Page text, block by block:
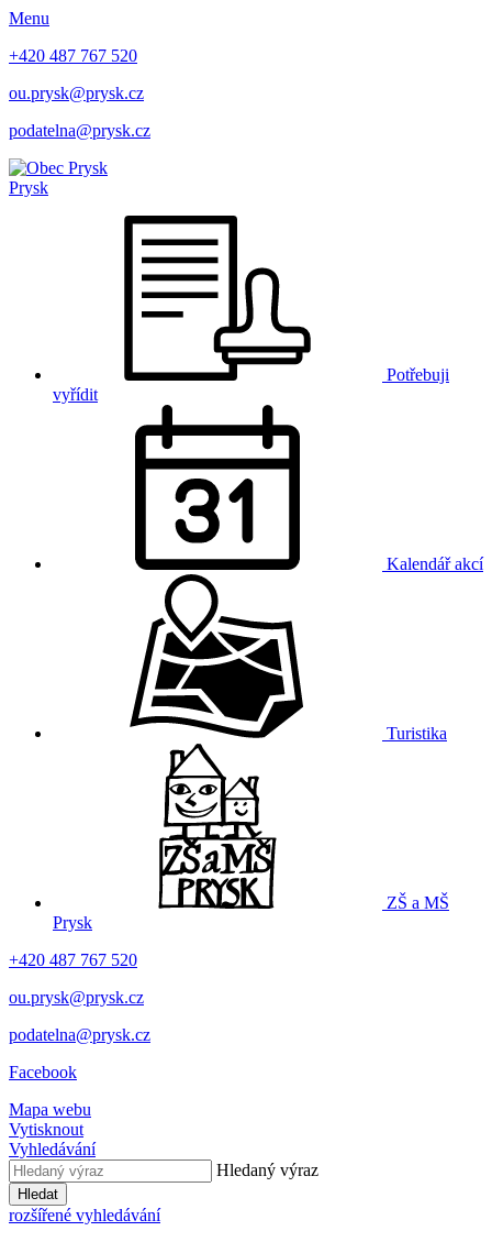
Menu
+420 487 767 520
ou.prysk@prysk.cz
podatelna@prysk.cz
Prysk
Potřebuji
vyřídit
Kalendář akcí
Turistika
ZŠ a MŠ
Prysk
+420 487 767 520
ou.prysk@prysk.cz
podatelna@prysk.cz
Facebook
Mapa webu
Vytisknout
Vyhledávání
Hledaný výraz
Hledat
rozšířené vyhledávání